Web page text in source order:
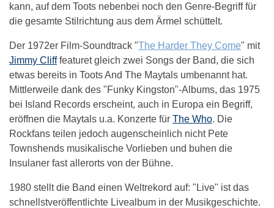
kann, auf dem Toots nebenbei noch den Genre-Begriff für
die gesamte Stilrichtung aus dem Ärmel schüttelt.
Der 1972er Film-Soundtrack "The Harder They Come" mit
Jimmy Clifffeaturet gleich zwei Songs der Band, die sich
etwas bereits in Toots And The Maytals umbenannt hat.
Mittlerweile dank des "Funky Kingston"-Albums, das 1975
bei Island Records erscheint, auch in Europa ein Begriff,
eröffnen die Maytals u.a. Konzerte für The Who. Die
Rockfans teilen jedoch augenscheinlich nicht Pete
Townshends musikalische Vorlieben und buhen die
Insulaner fast allerorts von der Bühne.
1980 stellt die Band einen Weltrekord auf: "Live" ist das
schnellstveröffentlichte Livealbum in der Musikgeschichte.